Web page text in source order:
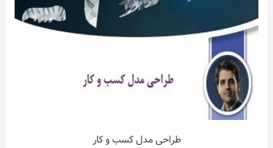
طراحی مدل کسب و کار